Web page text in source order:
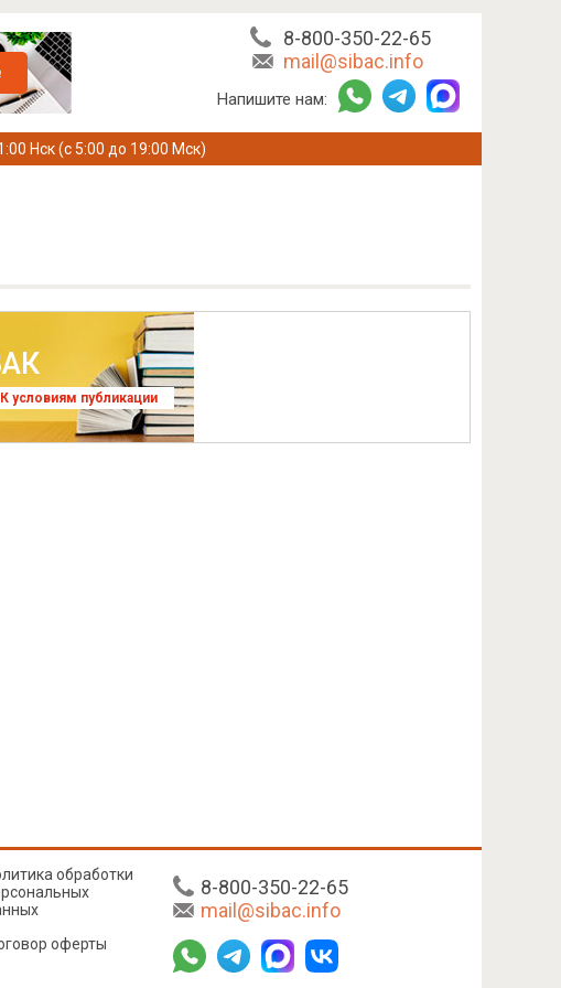
8-800-350-22-65
mail@sibac.info
Напишите нам:
Нск (с 5:00 до 19:00 Мск)
К условиям публикации
8-800-350-22-65
mail@sibac.info
обработки
оферты